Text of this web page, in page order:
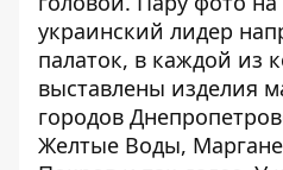
украинский лидер
палаток, в каждой из
выставлены изделия
городов
Желтые Воды,